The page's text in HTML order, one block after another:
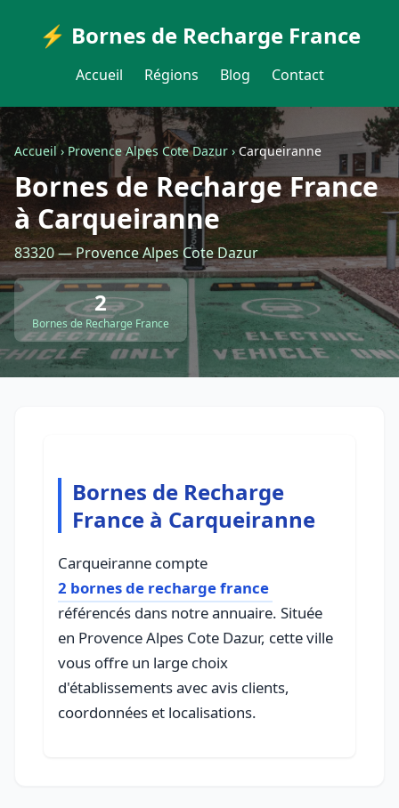
⚡ Bornes de Recharge France
Accueil Régions Blog Contact
Accueil›Provence Alpes Cote Dazur ›Carqueiranne
Bornes de Recharge France
à Carqueiranne
83320 — Provence Alpes Cote Dazur
2
Bornes de Recharge France
Bornes de Recharge
France à Carqueiranne
Carqueiranne compte
2 bornes de recharge france
référencés dans notre annuaire. Située
en Provence Alpes Cote Dazur, cette ville
vous offre un large choix
d'établissements avec avis clients,
coordonnées et localisations.